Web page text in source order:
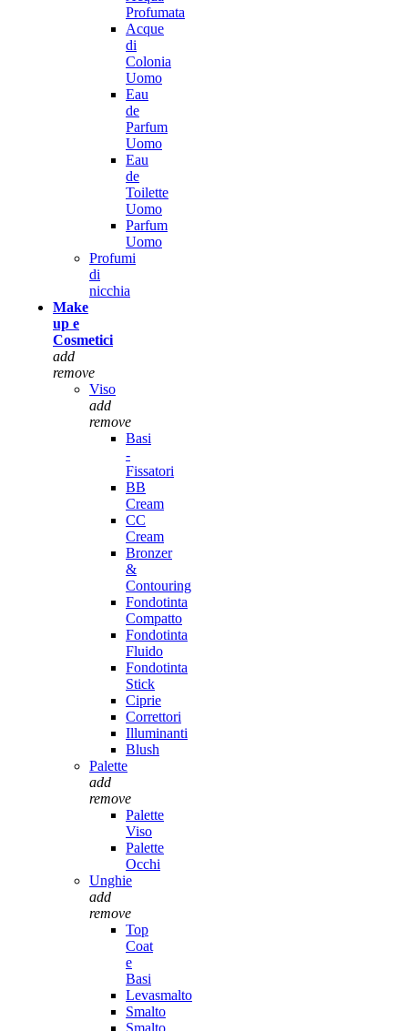
Profumata
Acque
di
Colonia
Uomo
Eau
de
Parfum
Uomo
Eau
de
Toilette
Uomo
Parfum
Uomo
Profumi
di
nicchia
Make
up e
Cosmetici
add
remove
Viso
add
remove
Basi
-
Fissatori
BB
Cream
CC
Cream
Bronzer
&
Contouring
Fondotinta
Compatto
Fondotinta
Fluido
Fondotinta
Stick
Ciprie
Correttori
Illuminanti
Blush
Palette
add
remove
Palette
Viso
Palette
Occhi
Unghie
add
remove
Top
Coat
e
Basi
Levasmalto
Smalto
Smalto